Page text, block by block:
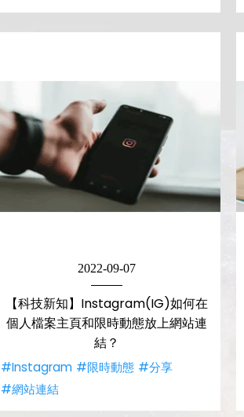
2022-09-07
【科技新知】Instagram(IG)如何在
個人檔案主頁和限時動態放上網站連
結？
#Instagram #限時動態 #分享
#網站連結